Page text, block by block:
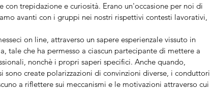
trepidazione e curiosità. Erano un'occasione per noi di
avanti con i gruppi nei nostri rispettivi contesti lavorativi,
on line, attraverso un sapere esperienzale vissuto in
che ha permesso a ciascun partecipante di mettere a
nonchè i propri saperi specifici. Anche quando,
create polarizzazioni di convinzioni diverse, i conduttori
a riflettere sui meccanismi e le motivazioni attraverso cui